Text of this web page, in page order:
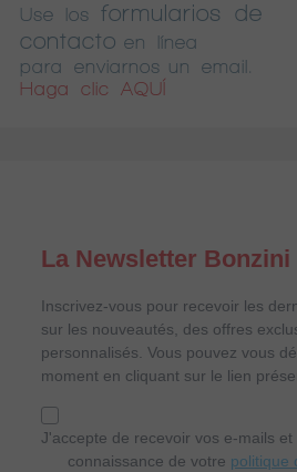
Use los
formularios de
contacto en línea
para enviarnos un email.
Haga clic AQUÍ
La Newsletter Bonzini
Inscrivez-vous pour recevoir les
sur les nouveautés, des offres
personnalisés. Vous pouvez vous
moment en cliquant sur le lien
J'accepte de recevoir vos e-mails
connaissance de votre politique